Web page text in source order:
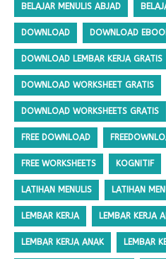
BELAJAR MENULIS ABJAD
DOWNLOAD DOWNLOAD
DOWNLOAD LEMBAR KERJA GRATIS
DOWNLOAD WORKSHEET GRATIS
DOWNLOAD WORKSHEETS GRATIS
FREE DOWNLOAD
FREE WORKSHEETS KOGNITIF
LATIHAN MENULIS LATIHAN
LEMBAR KERJA LEMBAR KERJA
LEMBAR KERJA ANAK LEMBAR